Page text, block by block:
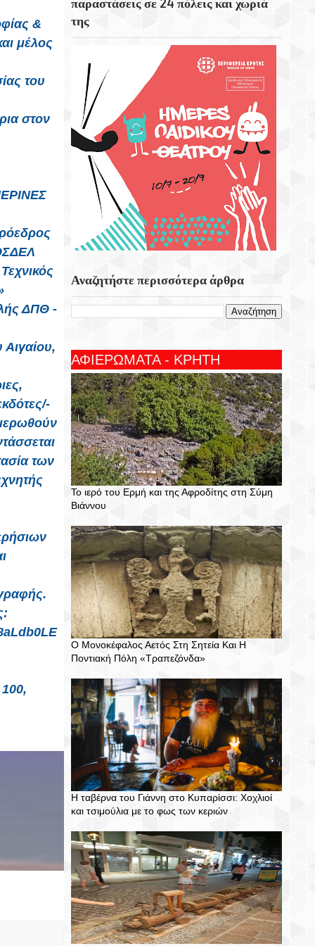
&
μέλος
του
στον
ΔΠΘ -
των
T
E
S
R
E
P
I
C
M
E
N
T
Στο Μάραθος Θα Βρεθεί Αύριο
Παρασκευή, 7 Αυγούστου Στις 21.00, Η
Θεατρική Ομάδα Του Δήμου Μαλεβιζίου
Η Γρανάδα Από Τις Ωραιότερες Και
Ιστορικότερες Πόλεις Της Ισπανίας.
Ο Ιερός Ναός Τιμίου Σταυρού Ενορίας
Ελιάς Δήμου Χερσονήσου
παραστάσεις σε 24 πόλεις και χωριά
της
Αναζητήστε περισσότερα άρθρα
ΑΦΙΕΡΩΜΑΤΑ - ΚΡΗΤΗ
Το ιερό του Ερμή και της Αφροδίτης στη Σύμη
Βιάννου
Ο Μονοκέφαλος Αετός Στη Σητεία Και Η
Ποντιακή Πόλη «Τραπεζόνδα»
Η ταβέρνα του Γιάννη στο Κυπαρίσσι: Χοχλιοί
και τσιμούλια με το φως των κεριών